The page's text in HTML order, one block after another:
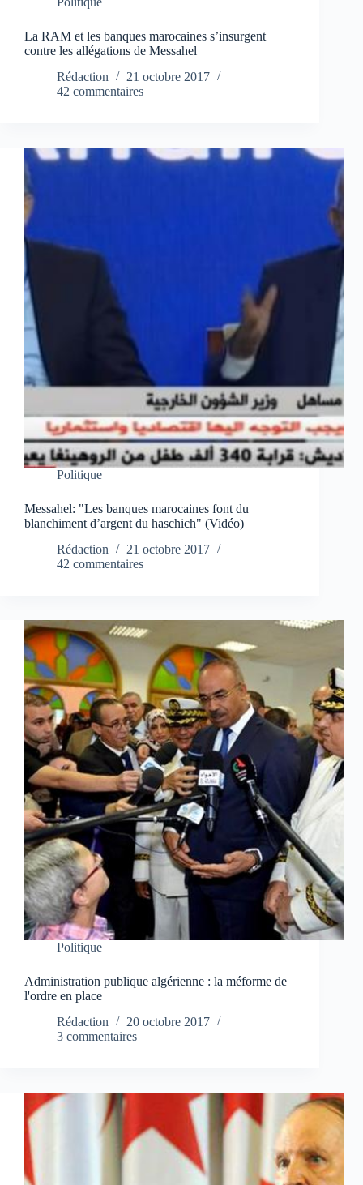
La RAM et les banques marocaines s’insurgent
contre les allégations de Messahel
Rédaction
21 octobre 2017
42 commentaires
Politique
Messahel: "Les banques marocaines font du
blanchiment d’argent du haschich" (Vidéo)
Rédaction
21 octobre 2017
42 commentaires
Politique
Administration publique algérienne : la méforme de
l'ordre en place
Rédaction
20 octobre 2017
3 commentaires